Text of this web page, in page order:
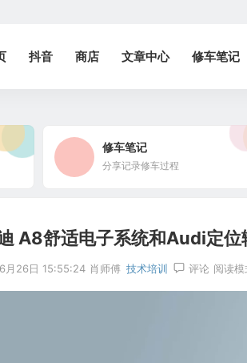
抖音 商店 文章中心 修车笔记
修车笔记
分享记录修车过程
A8舒适电子系统和Audi定位
月26日 15:55:24 肖师傅 技术培训 评论 阅读模